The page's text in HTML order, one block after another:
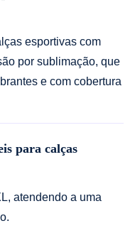
esportivas com
por sublimação, que
e com cobertura
para calças
atendendo a uma